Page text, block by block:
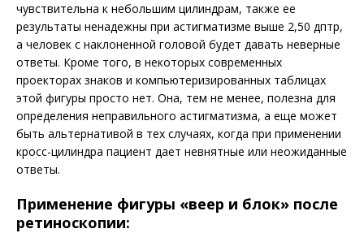
чувствительна к небольшим цилиндрам, также ее
результаты ненадежны при астигматизме выше 2,50 дптр,
а человек с наклоненной головой будет давать неверные
ответы. Кроме того, в некоторых современных
проекторах знаков и компьютеризированных таблицах
этой фигуры просто нет. Она, тем не менее, полезна для
определения неправильного астигматизма, а еще может
быть альтернативой в тех случаях, когда при применении
кросс-цилиндра пациент дает невнятные или неожиданные
ответы.
Применение фигуры «веер и блок» после
ретиноскопии: